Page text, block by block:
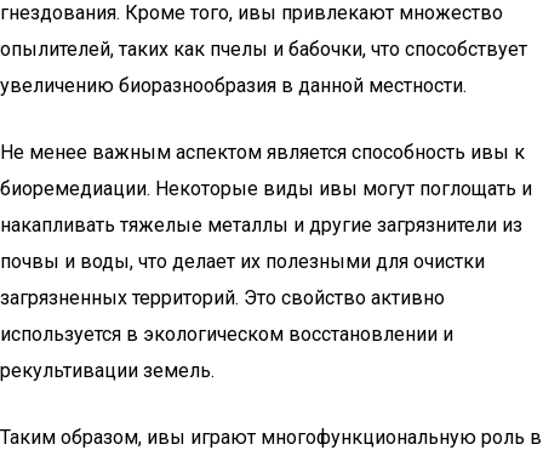
гнездования. Кроме того, ивы привлекают множество
опылителей, таких как пчелы и бабочки, что способствует
увеличению биоразнообразия в данной местности.
Не менее важным аспектом является способность ивы к
биоремедиации. Некоторые виды ивы могут поглощать и
накапливать тяжелые металлы и другие загрязнители из
почвы и воды, что делает их полезными для очистки
загрязненных территорий. Это свойство активно
используется в экологическом восстановлении и
рекультивации земель.
Таким образом, ивы играют многофункциональную роль в